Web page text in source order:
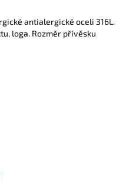
antialergické oceli 316L.
loga. Rozměr přívěsku